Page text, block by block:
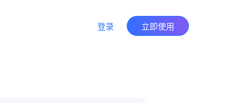
登录 立即使用